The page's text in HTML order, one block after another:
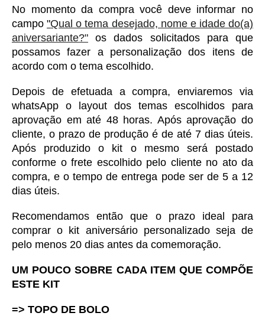
No momento da compra você deve informar no
campo "Qual o tema desejado, nome e idade do(a)
aniversariante?" os dados solicitados para que
possamos fazer a personalização dos itens de
acordo com o tema escolhido.
Depois de efetuada a compra, enviaremos via
whatsApp o layout dos temas escolhidos para
aprovação em até 48 horas. Após aprovação do
cliente, o prazo de produção é de até 7 dias úteis.
Após produzido o kit o mesmo será postado
conforme o frete escolhido pelo cliente no ato da
compra, e o tempo de entrega pode ser de 5 a 12
dias úteis.
Recomendamos então que o prazo ideal para
comprar o kit aniversário personalizado seja de
pelo menos 20 dias antes da comemoração.
UM POUCO SOBRE CADA ITEM QUE COMPÕE
ESTE KIT
=> TOPO DE BOLO